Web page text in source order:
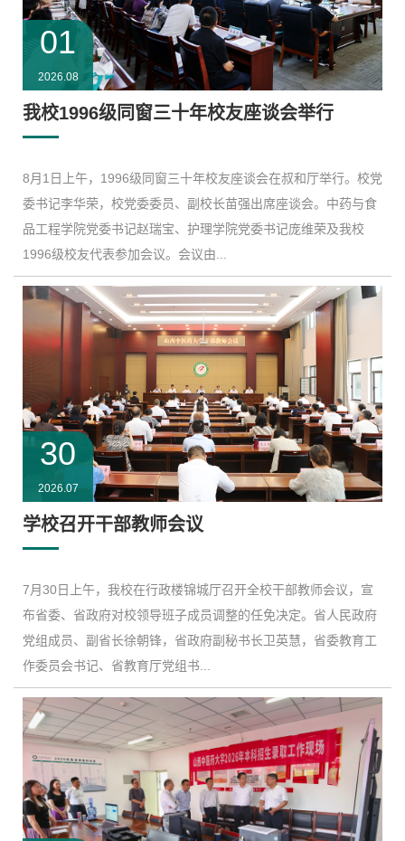
01
2026.08
我校1996级同窗三十年校友座谈会举行
8月1日上午，1996级同窗三十年校友座谈会在叔和厅举行。校党
委书记李华荣，校党委委员、副校长苗强出席座谈会。中药与食
品工程学院党委书记赵瑞宝、护理学院党委书记庞维荣及我校
1996级校友代表参加会议。会议由...
30
2026.07
学校召开干部教师会议
​7月30日上午，我校在行政楼锦城厅召开全校干部教师会议，宣
布省委、省政府对校领导班子成员调整的任免决定。省人民政府
党组成员、副省长徐朝锋，省政府副秘书长卫英慧，省委教育工
作委员会书记、省教育厅党组书...